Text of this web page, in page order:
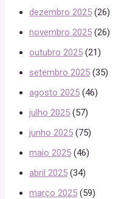
dezembro 2025 (26)
novembro 2025 (26)
outubro 2025 (21)
setembro 2025 (35)
agosto 2025 (46)
julho 2025 (57)
junho 2025 (75)
maio 2025 (46)
abril 2025 (34)
março 2025 (59)